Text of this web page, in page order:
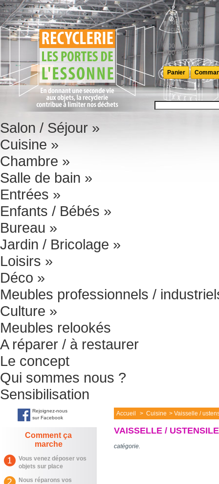
product (vide)
Aucun produit
0,00 €
Livraison
0,00 € Total
Panier
Salon / Séjour »
Cuisine »
Chambre »
Salle de bain »
Entrées »
Enfants / Bébés »
Bureau »
Jardin / Bricolage »
Loisirs »
Déco »
Meubles professionnels /
Culture »
Meubles relookés
A réparer / à restaurer
Le concept
Qui sommes nous ?
Sensibilisation
Rejoignez-nous
sur Facebook
Comment ça
marche
Vous venez déposer vos
objets sur place
Nous réparons vos
Accueil > Cuisine > Vaisselle /
VAISSELLE /
catégorie.